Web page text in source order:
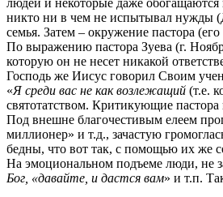
никто ни в чем не испытывал нужды
семья. Затем – окружение пастора
По выражению пастора Зуева (г.
которую он не несет никакой
Господь же Иисус говорил Своим
«Я среди вас не как возлежащий (т.е.
святотатством. Критикующие
Под внешне благочестивым елеем
миллионер» и т.д., зачастую
бедны, что вот так, с помощью их же
На эмоциональном подъеме люди, не
Бог, «давайте, и дастся вам» и т.п.